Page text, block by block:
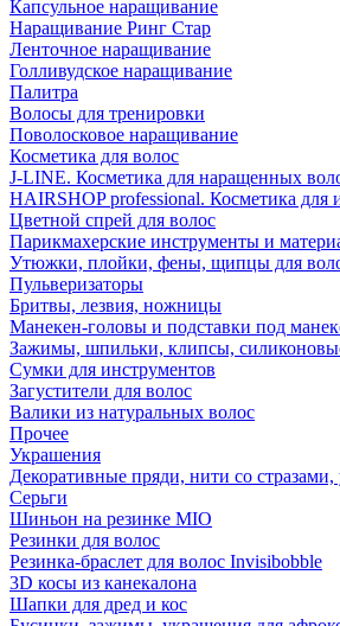
Капсульное наращивание
Наращивание Ринг Стар
Ленточное наращивание
Голливудское наращивание
Палитра
Волосы для тренировки
Поволосковое наращивание
Косметика для волос
J-LINE. Косметика для наращенных
HAIRSHOP professional. Косметика для
Цветной спрей для волос
Парикмахерские инструменты и
Утюжки, плойки, фены, щипцы для
Пульверизаторы
Бритвы, лезвия, ножницы
Манекен-головы и подставки под
Зажимы, шпильки, клипсы,
Сумки для инструментов
Загустители для волос
Валики из натуральных волос
Прочее
Украшения
Декоративные пряди, нити со
Серьги
Шиньон на резинке MIO
Резинки для волос
Резинка-браслет для волос Invisibobble
3D косы из канекалона
Шапки для дред и кос